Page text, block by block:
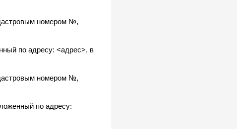
номером №,
по адресу: <адрес>, в
номером №,
по адресу: